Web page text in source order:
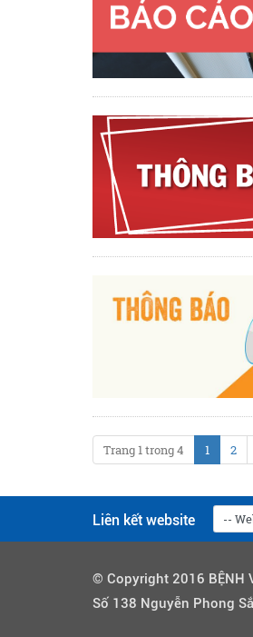
Trang 1 trong 4 1 2
Liên kết website
© Copyright 2016 BỆNH
Số 138 Nguyễn Phong